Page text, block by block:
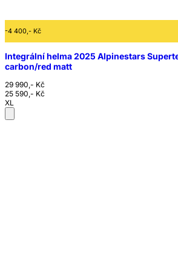
-4 400,- Kč
Integrální helma 2025 Alpinestars
carbon/red matt
29 990,- Kč
25 590,- Kč
XL